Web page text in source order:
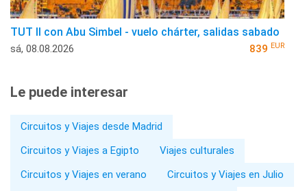
TUT II con Abu Simbel - vuelo chárter, salidas sabado
sá, 08.08.2026 839 EUR
Le puede interesar
Circuitos y Viajes desde Madrid
Circuitos y Viajes a Egipto
Viajes culturales
Circuitos y Viajes en verano
Circuitos y Viajes en Julio